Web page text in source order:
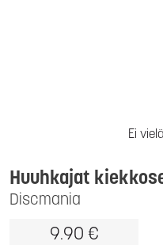
Ei
Discmania
Huuhkajat
9.90 €